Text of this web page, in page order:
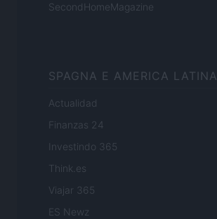
SecondHomeMagazine
SPAGNA E AMERICA LATINA
Actualidad
Finanzas 24
Investindo 365
Think.es
Viajar 365
ES Newz